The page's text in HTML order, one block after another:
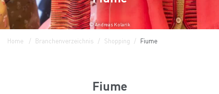
© Andreas Kolarik
Home Branchenverzeichnis Shopping Fiume
Fiume